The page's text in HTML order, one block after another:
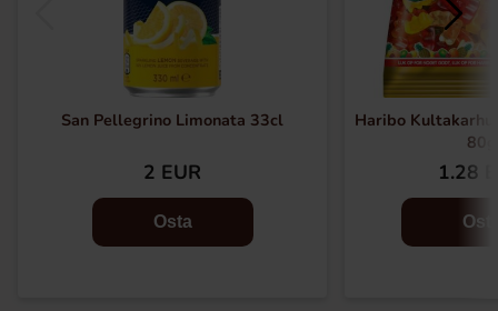
San Pellegrino Limonata 33cl
2 EUR
Osta
Haribo
80g
1.28